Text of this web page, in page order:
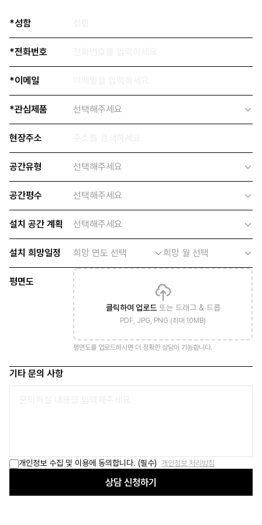
*성함
*전화번호
*이메일
*관심제품 선택해주세요
현장주소
공간유형 선택해주세요
공간평수 선택해주세요
설치 공간 계획 선택해주세요
설치 희망일정 희망 연도 선택 희망 월 선택
평면도
클릭하여 업로드 또는 드래그 & 드롭
PDF, JPG, PNG (최대 10MB)
평면도를 업로드하시면 더 정확한 상담이 가능합니다.
기타 문의 사항
개인정보 수집 및 이용에 동의합니다. (필수) 개인정보 처리방침
상담 신청하기